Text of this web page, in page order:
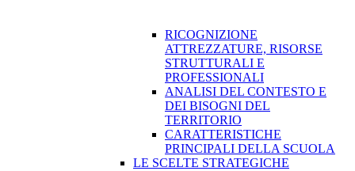
RICOGNIZIONE
ATTREZZATURE, RISORSE
STRUTTURALI E
PROFESSIONALI
ANALISI DEL CONTESTO E
DEI BISOGNI DEL
TERRITORIO
CARATTERISTICHE
PRINCIPALI DELLA SCUOLA
LE SCELTE STRATEGICHE